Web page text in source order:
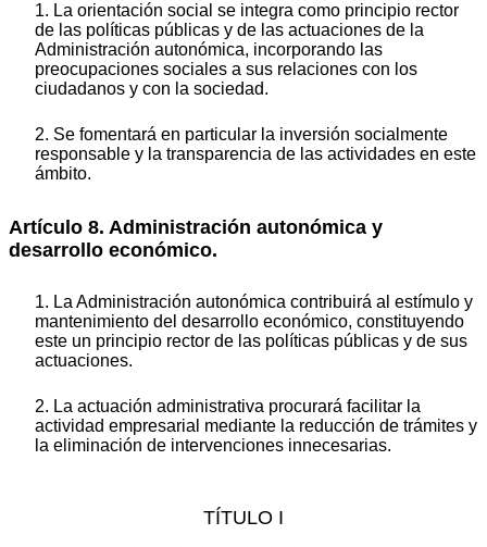
1. La orientación social se integra como principio rector
de las políticas públicas y de las actuaciones de la
Administración autonómica, incorporando las
preocupaciones sociales a sus relaciones con los
ciudadanos y con la sociedad.
2. Se fomentará en particular la inversión socialmente
responsable y la transparencia de las actividades en este
ámbito.
Artículo 8. Administración autonómica y
desarrollo económico.
1. La Administración autonómica contribuirá al estímulo y
mantenimiento del desarrollo económico, constituyendo
este un principio rector de las políticas públicas y de sus
actuaciones.
2. La actuación administrativa procurará facilitar la
actividad empresarial mediante la reducción de trámites y
la eliminación de intervenciones innecesarias.
TÍTULO I